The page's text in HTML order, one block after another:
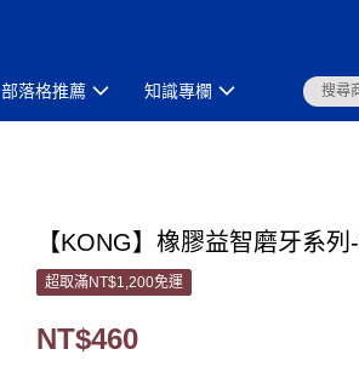
部落格推薦 知識專欄
【KONG】橡膠益智磨牙系
超取滿NT$1,200免運
NT$460